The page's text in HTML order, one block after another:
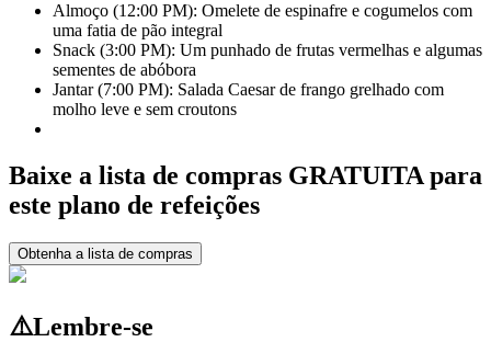
Almoço (12:00 PM): Omelete de espinafre e cogumelos com
uma fatia de pão integral
Snack (3:00 PM): Um punhado de frutas vermelhas e algumas
sementes de abóbora
Jantar (7:00 PM): Salada Caesar de frango grelhado com
molho leve e sem croutons
Baixe a lista de compras GRATUITA para
este plano de refeições
Obtenha a lista de compras
⚠️Lembre-se